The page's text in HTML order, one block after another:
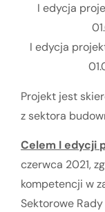
I edycja
I edycja
Projekt jest
z sektora
Celem I edycji
czerwca 2021,
kompetencji w
Sektorowe